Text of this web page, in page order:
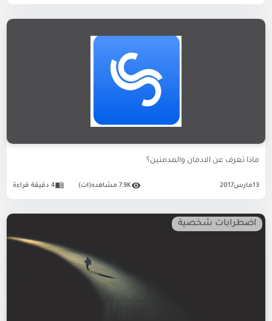
ماذا تعرف عن الادمان والمدمنين؟
13مارس2017 7.9K مشاهده(ات) 4 دقيقة قراءة
اضطرابات شخصية